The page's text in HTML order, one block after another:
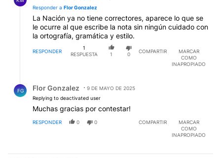
Responder a Flor Gonzalez
La Nación ya no tiene correctores, aparece lo que se
le ocurre al que escribe la nota sin ningún cuidado con
la ortografía, gramática y estilo.
RESPONDER
1
RESPUESTA
1 0
COMPARTIR
MARCAR
COMO
INAPROPIADO
FG Flor Gonzalez
9 DE MAYO DE 2025
Replying to deactivated user
Muchas gracias por contestar!
RESPONDER 0 0 COMPARTIR
MARCAR
COMO
INAPROPIADO